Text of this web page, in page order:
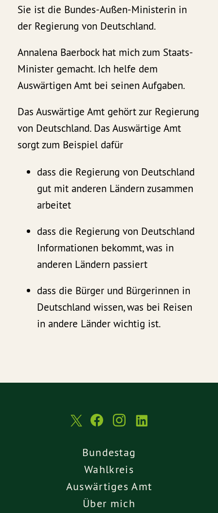
Sie ist die Bundes-Außen-Ministerin in
der Regierung von Deutschland.
Annalena Baerbock hat mich zum Staats-
Minister gemacht. Ich helfe dem
Auswärtigen Amt bei seinen Aufgaben.
Das Auswärtige Amt gehört zur Regierung
von Deutschland. Das Auswärtige Amt
sorgt zum Beispiel dafür
dass die Regierung von Deutschland
gut mit anderen Ländern zusammen
arbeitet
dass die Regierung von Deutschland
Informationen bekommt, was in
anderen Ländern passiert
dass die Bürger und Bürgerinnen in
Deutschland wissen, was bei Reisen
in andere Länder wichtig ist.
Bundestag
Wahlkreis
Auswärtiges Amt
Über mich